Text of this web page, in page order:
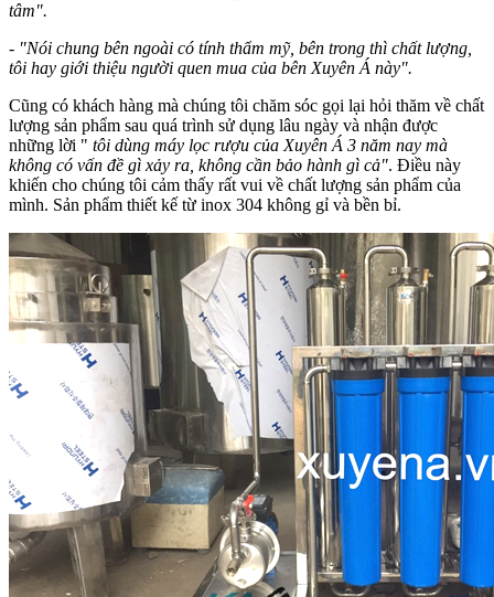
tâm".
- "Nói chung bên ngoài có tính thẩm mỹ, bên trong thì chất lượng,
tôi hay giới thiệu người quen mua của bên Xuyên Á này".
Cũng có khách hàng mà chúng tôi chăm sóc gọi lại hỏi thăm về chất
lượng sản phẩm sau quá trình sử dụng lâu ngày và nhận được
những lời " tôi dùng máy lọc rượu của Xuyên Á 3 năm nay mà
không có vấn đề gì xảy ra, không cần bảo hành gì cả". Điều này
khiến cho chúng tôi cảm thấy rất vui về chất lượng sản phẩm của
mình. Sản phẩm thiết kế từ inox 304 không gỉ và bền bỉ.